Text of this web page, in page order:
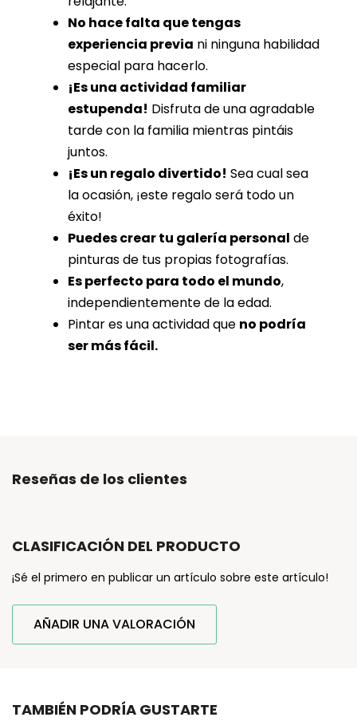
No hace falta que tengas
experiencia previa ni ninguna habilidad
especial para hacerlo.
¡Es una actividad familiar
estupenda! Disfruta de una agradable
tarde con la familia mientras pintáis
juntos.
¡Es un regalo divertido! Sea cual sea
la ocasión, ¡este regalo será todo un
éxito!
Puedes crear tu galería personal de
pinturas de tus propias fotografías.
Es perfecto para todo el mundo,
independientemente de la edad.
Pintar es una actividad que no podría
ser más fácil.
Reseñas de los clientes
CLASIFICACIÓN DEL PRODUCTO
¡Sé el primero en publicar un artículo sobre este artículo!
AÑADIR UNA VALORACIÓN
TAMBIÉN PODRÍA GUSTARTE